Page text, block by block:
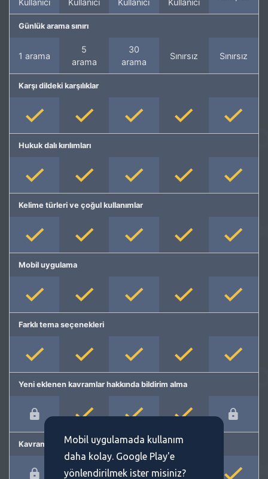
Kullanıcı
Kullanıcı
Kullanıcı
Kullanıcı
Günlük arama sınırı
1 arama
5
arama
30
arama
Sınırsız Sınırsız
Karşı dildeki karşılıklar
Hukuk dalı kırılımları
Kelime türleri ve çoğul kullanımlar
Mobil uygulama
Farklı tema seçenekleri
Yeni eklenen kavramlar hakkında bildirim alma
Kavram önermeMobil uygulamada kullanım
daha kolay. Google Play'e
yönlendirilmek ister misiniz?